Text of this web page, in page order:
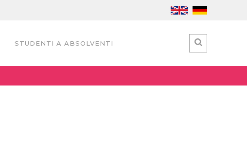
STUDENTI A ABSOLVENTI